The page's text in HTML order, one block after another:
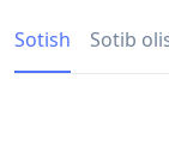
Sotish Sotib